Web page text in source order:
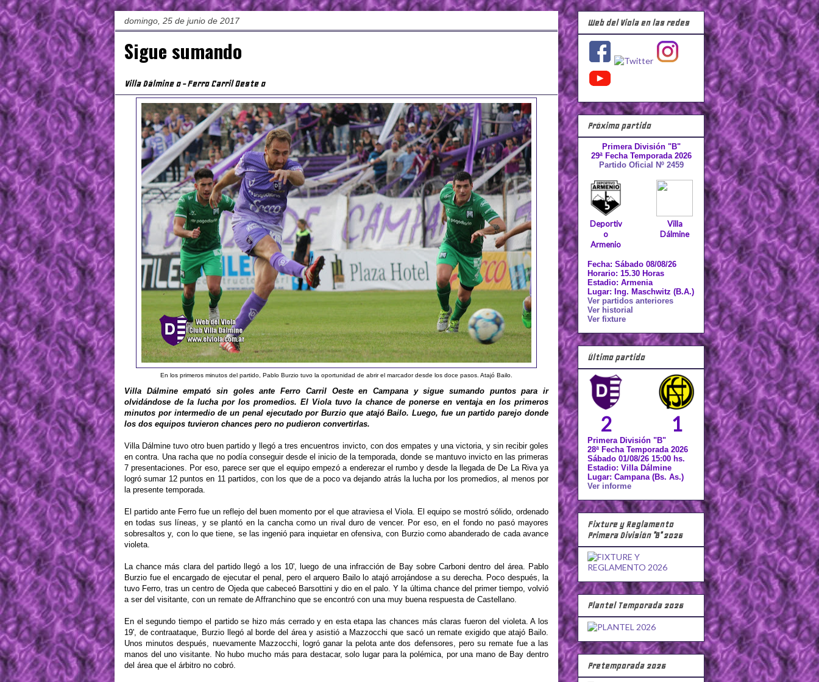
domingo, 25 de junio de 2017
Sigue sumando
Villa Dálmine 0 - Ferro Carril Oeste 0
En los primeros minutos del partido, Pablo Burzio tuvo la oportunidad de abrir el marcador desde los doce pasos. Atajó Bailo.
Villa Dálmine empató sin goles ante Ferro Carril Oeste en Campana y sigue sumando puntos para ir
olvidándose de la lucha por los promedios. El Viola tuvo la chance de ponerse en ventaja en los primeros
minutos por intermedio de un penal ejecutado por Burzio que atajó Bailo. Luego, fue un partido parejo donde
los dos equipos tuvieron chances pero no pudieron convertirlas.
Villa Dálmine tuvo otro buen partido y llegó a tres encuentros invicto, con dos empates y una victoria, y sin recibir goles
en contra. Una racha que no podía conseguir desde el inicio de la temporada, donde se mantuvo invicto en las primeras
7 presentaciones. Por eso, parece ser que el equipo empezó a enderezar el rumbo y desde la llegada de De La Riva ya
logró sumar 12 puntos en 11 partidos, con los que de a poco va dejando atrás la lucha por los promedios, al menos por
la presente temporada.
El partido ante Ferro fue un reflejo del buen momento por el que atraviesa el Viola. El equipo se mostró sólido, ordenado
en todas sus líneas, y se plantó en la cancha como un rival duro de vencer. Por eso, en el fondo no pasó mayores
sobresaltos y, con lo que tiene, se las ingenió para inquietar en ofensiva, con Burzio como abanderado de cada avance
violeta.
La chance más clara del partido llegó a los 10', luego de una infracción de Bay sobre Carboni dentro del área. Pablo
Burzio fue el encargado de ejecutar el penal, pero el arquero Bailo lo atajó arrojándose a su derecha. Poco después, la
tuvo Ferro, tras un centro de Ojeda que cabeceó Barsottini y dio en el palo. Y la última chance del primer tiempo, volvió
a ser del visitante, con un remate de Affranchino que se encontró con una muy buena respuesta de Castellano.
En el segundo tiempo el partido se hizo más cerrado y en esta etapa las chances más claras fueron del violeta. A los
19', de contraataque, Burzio llegó al borde del área y asistió a Mazzocchi que sacó un remate exigido que atajó Bailo.
Unos minutos después, nuevamente Mazzocchi, logró ganar la pelota ante dos defensores, pero su remate fue a las
manos del uno visitante. No hubo mucho más para destacar, solo lugar para la polémica, por una mano de Bay dentro
del área que el árbitro no cobró.
Web del Viola en las redes
Próximo partido
Primera División "B"
29ª Fecha Temporada 2026
Partido Oficial Nº 2459
Deportiv
o
Armenio
Villa
Dálmine
Fecha: Sábado 08/08/26
Horario: 15.30 Horas
Estadio: Armenia
Lugar: Ing. Maschwitz (B.A.)
Ver partidos anteriores
Ver historial
Ver fixture
Último partido
2 1
Primera División "B"
28ª Fecha Temporada 2026
Sábado 01/08/26 15:00 hs.
Estadio: Villa Dálmine
Lugar: Campana (Bs. As.)
Ver informe
Fixture y Reglamento
Primera División "B" 2026
Plantel Temporada 2026
Pretemporada 2026